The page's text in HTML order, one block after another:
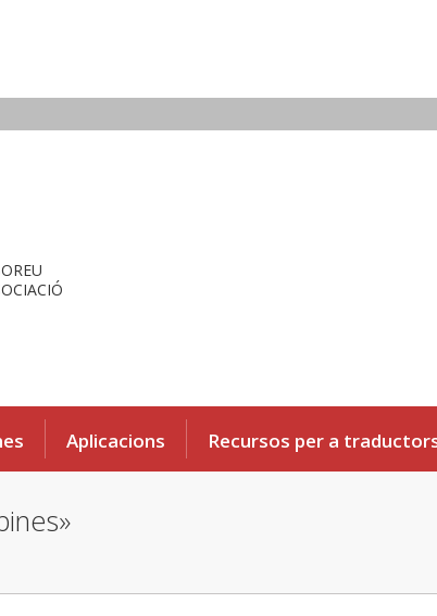
Aplicacions Recursos per a